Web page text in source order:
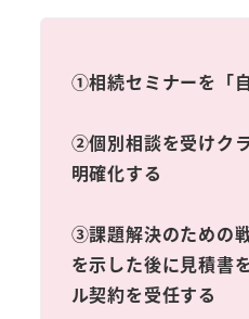
①相続セミナーを「
②個別相談を受けク
明確化する
③課題解決のための
を示した後に見積書
ル契約を受任する